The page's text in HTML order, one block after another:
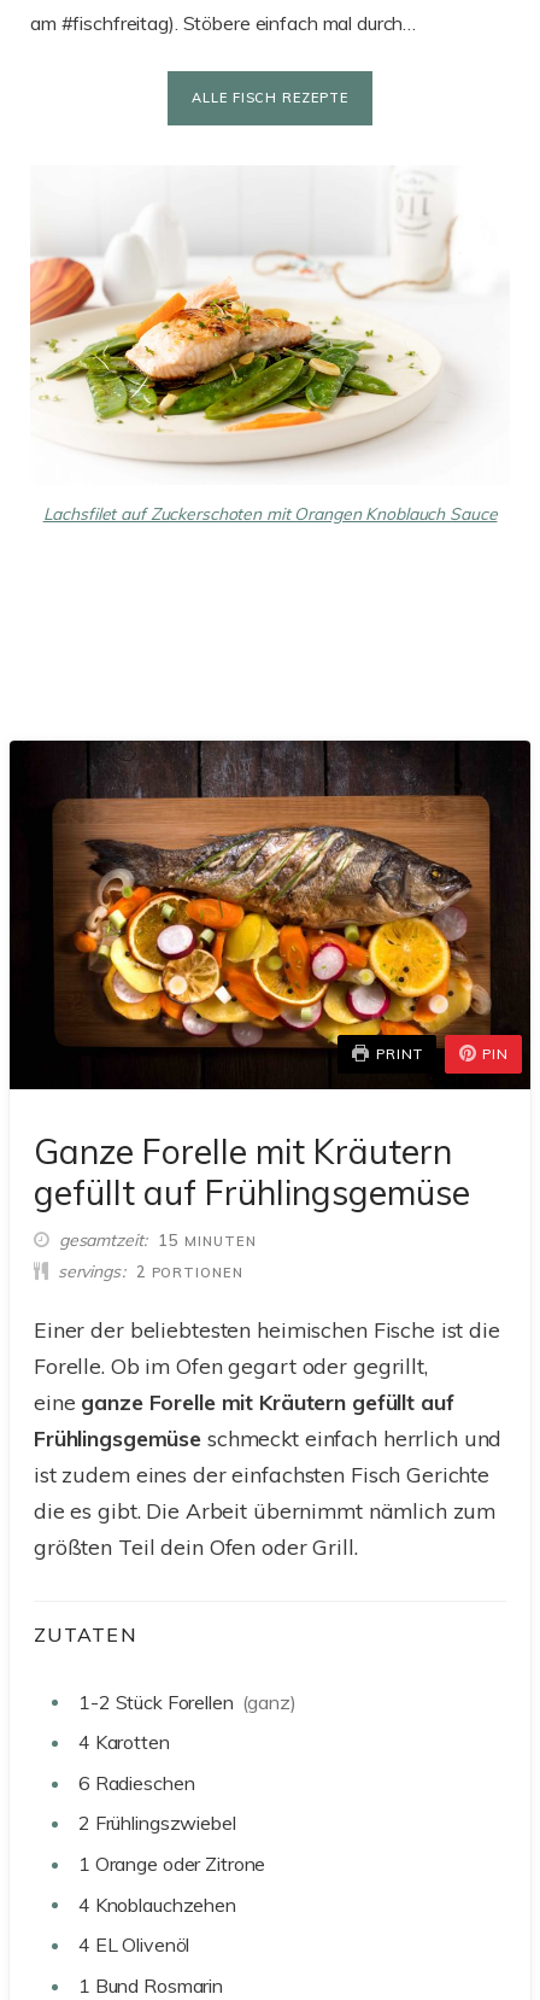
am #fischfreitag). Stöbere einfach mal durch…
ALLE FISCH REZEPTE
Lachsfilet auf Zuckerschoten mit Orangen Knoblauch Sauce
PRINT PIN
Ganze Forelle mit Kräutern
gefüllt auf Frühlingsgemüse
gesamtzeit 15 MINUTEN
MINUTEN
servings 2 PORTIONEN
Einer der beliebtesten heimischen Fische ist die
Forelle. Ob im Ofen gegart oder gegrillt,
eine ganze Forelle mit Kräutern gefüllt auf
Frühlingsgemüse schmeckt einfach herrlich und
ist zudem eines der einfachsten Fisch Gerichte
die es gibt. Die Arbeit übernimmt nämlich zum
größten Teil dein Ofen oder Grill.
ZUTATEN
1-2 Stück Forellen (ganz)
4 Karotten
6 Radieschen
2 Frühlingszwiebel
1 Orange oder Zitrone
4 Knoblauchzehen
4 ELOlivenöl
1 Bund Rosmarin